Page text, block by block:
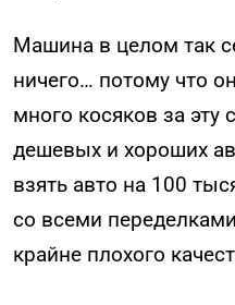
Машина в целом так
ничего… потому что
много косяков за эту
дешевых и хороших
взять авто на 100
со всеми
крайне плохого